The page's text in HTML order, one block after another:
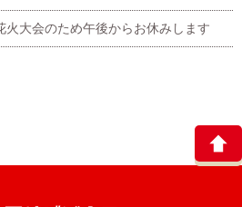
火大会のため午後からお休みします